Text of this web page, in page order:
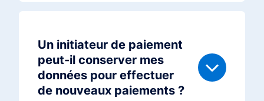
Un initiateur de paiement
peut-il conserver mes
données pour effectuer
de nouveaux paiements ?